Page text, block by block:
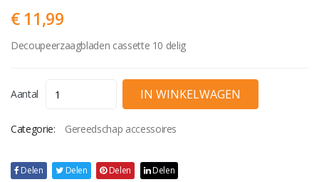
€ 11,99
Decoupeerzaagbladen cassette 10 delig
Aantal
Categorie: Gereedschap accessoires
Delen Delen Delen Delen